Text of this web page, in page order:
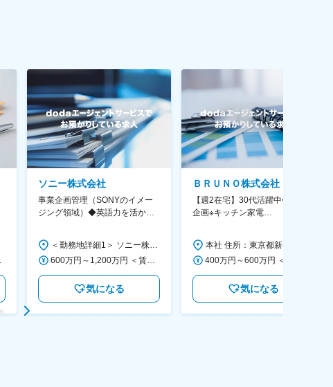
ソニー株式会社
事業企画管理（SONYのイメー
ジング領域）◆英語力を活か
気になる
ＢＲＵＮＯ株式会社
【週2在宅】30代活躍中◆商品
企画※キッチン家電
気になる